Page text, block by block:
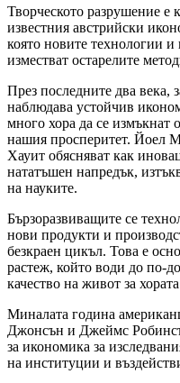
Творческото разрушение е
известния австрийски
която новите технологии
изместват остарелите
През последните два века,
наблюдава устойчив
много хора да се измъкнат
нашия просперитет.
Хауит обясняват как
нататъшен напредък,
на науките.
Бързоразвиващите се
нови продукти и
безкраен цикъл. Това е
растеж, който води до по-
качество на живот за
Миналата година
Джонсън и Джеймс
за икономика за
на институции и